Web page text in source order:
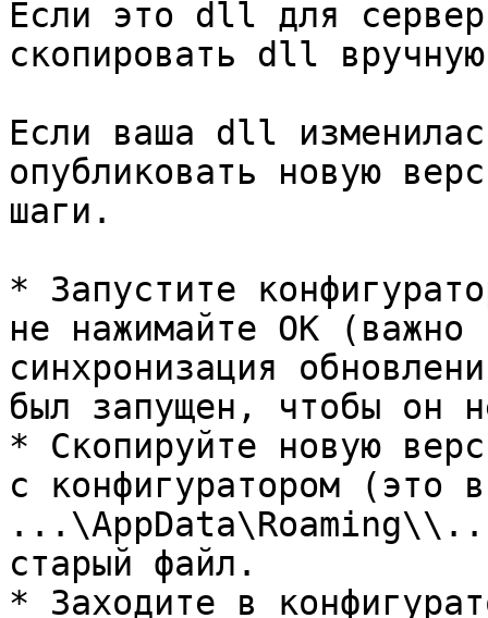
Если это dll для
скопировать dll
Если ваша dll
опубликовать новую
шаги.
* Запустите
не нажимайте ОК (важно
синхронизация
был запущен, чтобы он
* Скопируйте новую
с конфигуратором (это в
старый файл.
* Заходите в